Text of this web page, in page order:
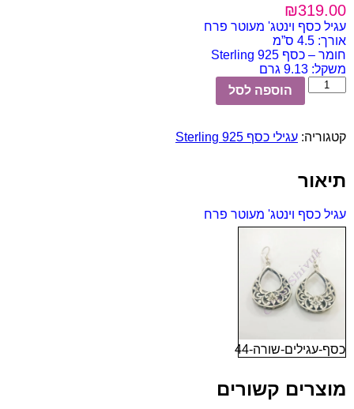
₪319.00
עגיל כסף וינטג' מעוטר פרח
אורך: 4.5 ס”מ
חומר – כסף 925 Sterling
משקל: 9.13 גרם
כמות
של
וינטג'
הוספה לסל
קטגוריה: עגילי כסף Sterling 925
תיאור
עגיל כסף וינטג' מעוטר פרח
כסף-עגילים-שורה-44
מוצרים קשורים